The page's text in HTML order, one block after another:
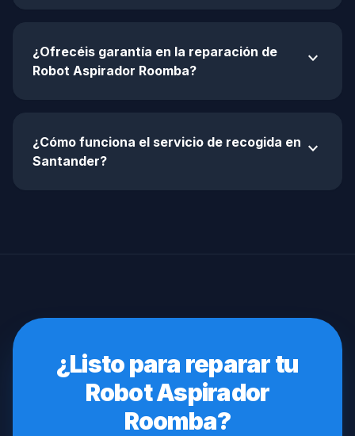
¿Ofrecéis garantía en la reparación de
Robot Aspirador Roomba?
expand_more
¿Cómo funciona el servicio de recogida en
Santander?
expand_more
¿Listo para reparar tu
Robot Aspirador
Roomba?